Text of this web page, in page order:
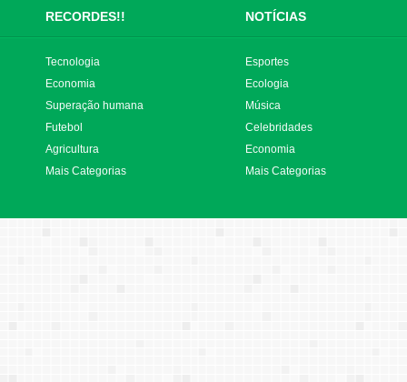
RECORDES!! NOTÍCIAS
Tecnologia
Economia
Superação humana
Futebol
Agricultura
Mais Categorias
Esportes
Ecologia
Música
Celebridades
Economia
Mais Categorias